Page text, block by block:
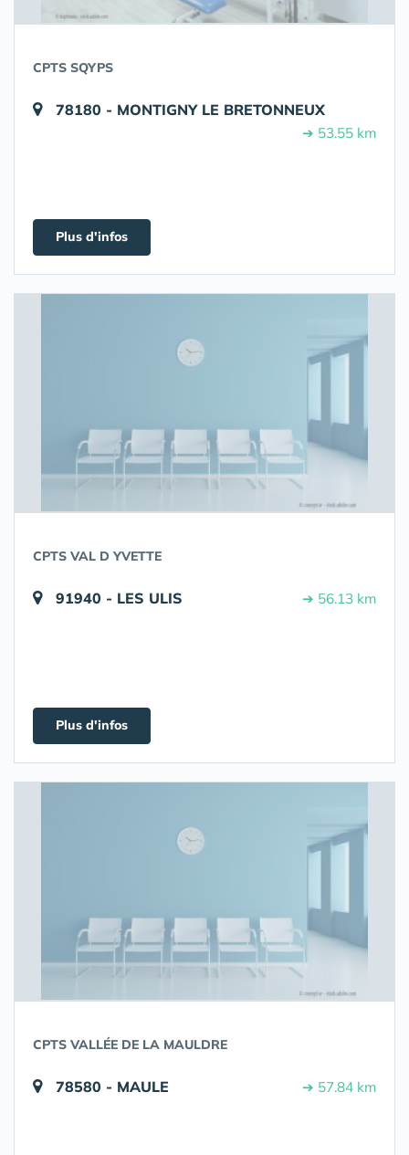
CPTS SQYPS
78180 - MONTIGNY LE BRETONNEUX
➔ 53.55 km
Plus d'infos
CPTS VAL D YVETTE
91940 - LES ULIS ➔ 56.13 km
Plus d'infos
CPTS VALLÉE DE LA MAULDRE
78580 - MAULE ➔ 57.84 km